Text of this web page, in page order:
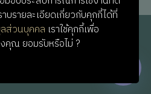
Rajabhat University
บรายละเอียดเกี่ยวกับคุกกี้ได้ที่
ส่วนบุคคล เราใช้คุกกี้เพื่อ
คุณ ยอมรับหรือไม่ ?